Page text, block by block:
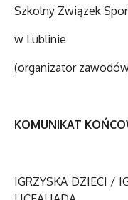
Szkolny Związek
w Lublinie
(organizator
KOMUNIKAT
IGRZYSKA DZIECI /